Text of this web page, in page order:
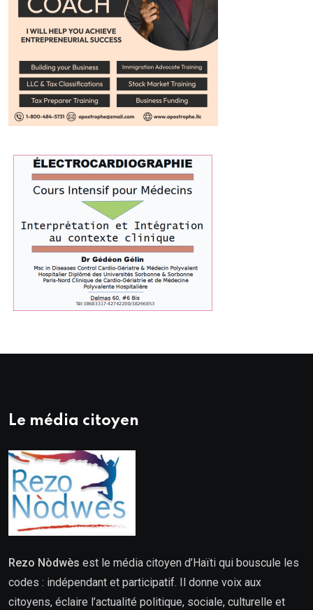
Le média citoyen
Rezo Nòdwès est le média citoyen d’Haïti qui bouscule les
codes : indépendant et participatif. Il donne voix aux
citoyens, éclaire l’actualité politique, sociale, culturelle et